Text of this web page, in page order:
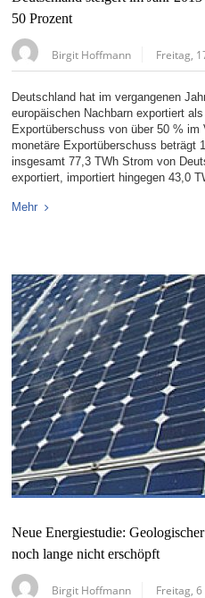
50 Prozent
Birgit Hoffmann Freitag,
Deutschland hat im vergangenen
europäischen Nachbarn exportiert
Exportüberschuss von über 50 %
monetäre Exportüberschuss beträgt
insgesamt 77,3 TWh Strom von
exportiert, importiert hingegen 43,0
Mehr
Neue Energiestudie:
noch lange nicht erschöpft
Birgit Hoffmann Freitag,